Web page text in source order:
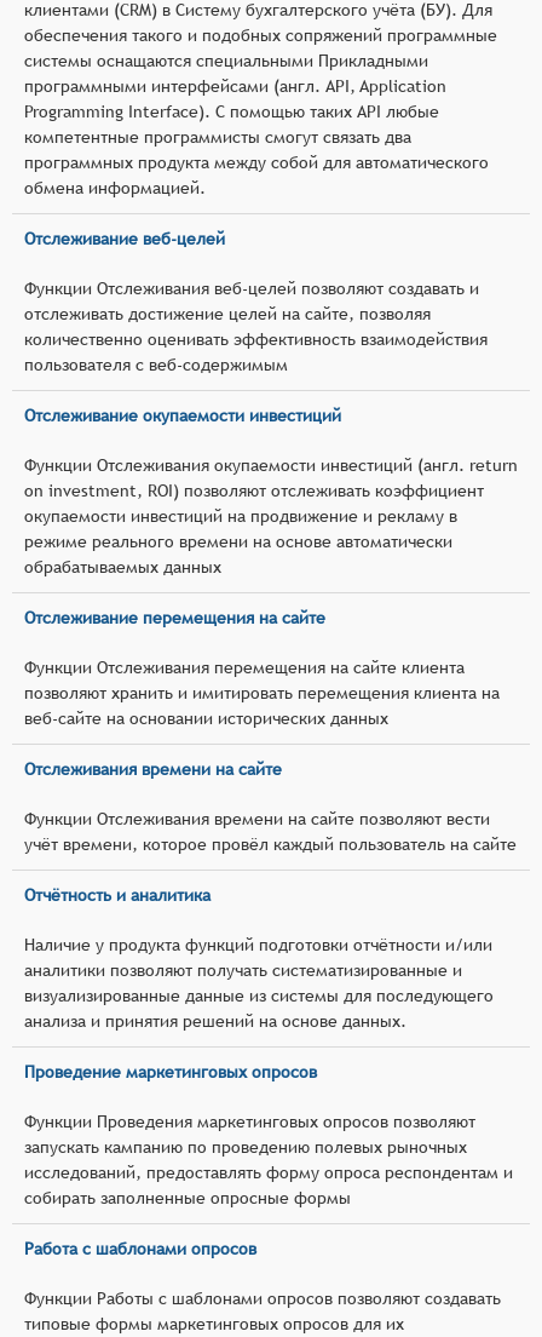
клиентами (CRM) в Систему бухгалтерского учёта (БУ). Для
обеспечения такого и подобных сопряжений программные
системы оснащаются специальными Прикладными
программными интерфейсами (англ. API, Application
Programming Interface). С помощью таких API любые
компетентные программисты смогут связать два
программных продукта между собой для автоматического
обмена информацией.
Отслеживание веб-целей
Функции Отслеживания веб-целей позволяют создавать и
отслеживать достижение целей на сайте, позволяя
количественно оценивать эффективность взаимодействия
пользователя с веб-содержимым
Отслеживание окупаемости инвестиций
Функции Отслеживания окупаемости инвестиций (англ. return
on investment, ROI) позволяют отслеживать коэффициент
окупаемости инвестиций на продвижение и рекламу в
режиме реального времени на основе автоматически
обрабатываемых данных
Отслеживание перемещения на сайте
Функции Отслеживания перемещения на сайте клиента
позволяют хранить и имитировать перемещения клиента на
веб-сайте на основании исторических данных
Отслеживания времени на сайте
Функции Отслеживания времени на сайте позволяют вести
учёт времени, которое провёл каждый пользователь на сайте
Отчётность и аналитика
Наличие у продукта функций подготовки отчётности и/или
аналитики позволяют получать систематизированные и
визуализированные данные из системы для последующего
анализа и принятия решений на основе данных.
Проведение маркетинговых опросов
Функции Проведения маркетинговых опросов позволяют
запускать кампанию по проведению полевых рыночных
исследований, предоставлять форму опроса респондентам и
собирать заполненные опросные формы
Работа с шаблонами опросов
Функции Работы с шаблонами опросов позволяют создавать
типовые формы маркетинговых опросов для их